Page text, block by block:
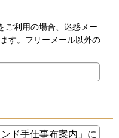
ご利用の場合、迷惑メー
す。フリーメール以外の